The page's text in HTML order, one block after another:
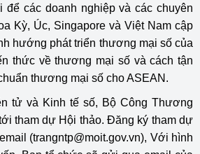
để các doanh nghiệp và các chuyên
Kỳ, Úc, Singapore và Việt Nam cập
hướng phát triển thương mại số của
thức về thương mại số và cách tận
thương mại số cho ASEAN.
tử và Kinh tế số, Bộ Công Thương
tham dự Hội thảo. Đăng ký tham dự
(trangntp@moit.gov.vn), Với hình